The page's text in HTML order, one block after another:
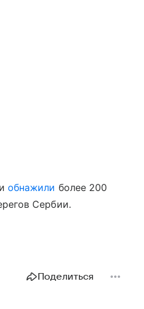
обнажили более 200
Сербии.
Поделиться